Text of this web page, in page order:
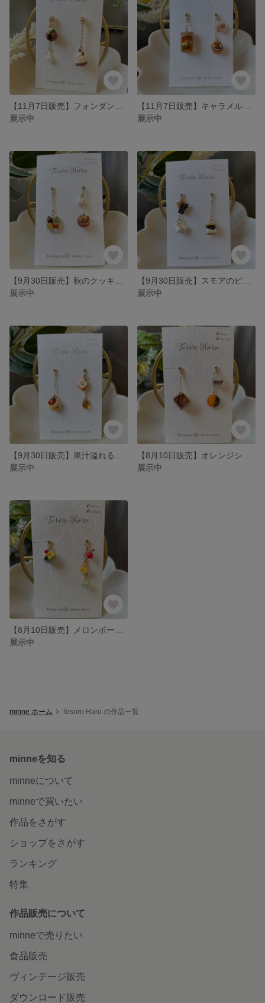
展示中
展示中
展示中
展示中
展示中
展示中
展示中
minne ホーム Tesoro Haru の作品一覧
minneを知る
minneについて
minneで買いたい
作品をさがす
ショップをさがす
ランキング
特集
作品販売について
minneで売りたい
食品販売
ヴィンテージ販売
ダウンロード販売